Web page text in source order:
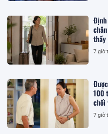
Định tái hôn
thấy
7 giờ
100
chối
7 giờ